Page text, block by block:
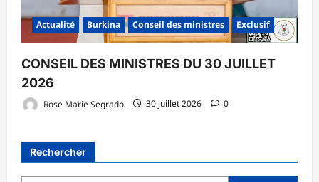
Actualité Burkina Conseil des ministres Exclusif
CONSEIL DES MINISTRES DU 30 JUILLET
2026
Rose Marie Segrado 30 juillet 2026 0
Rechercher